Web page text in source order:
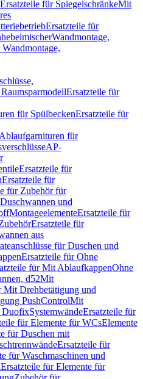
Ersatzteile für SpiegelschränkeMit
Ersatzteile für
Wandmontage,
Ersatzteile für
für SpülbeckenErsatzteile für
für
AP-
Ersatzteile für
Ersatzteile für
für Zubehör für
und
MontageelementeErsatzteile für
Ersatzteile für
aus
für Duschen und
Ersatzteile für Ohne
für Mit AblaufkappenOhne
d52Mit
Mit Drehbetätigung und
PushControlMit
DuofixSystemwändeErsatzteile für
für Elemente für WCsElemente
für Duschen mit
Ersatzteile für
für Waschmaschinen und
Ersatzteile für Elemente für